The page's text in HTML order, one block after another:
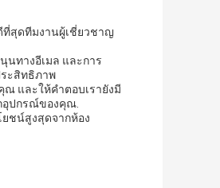
ที่สุดทีมงานผู้เชี่ยวชาญ
นทางอีเมล และการ
ะสิทธิภาพ
และให้คําตอบเรายังมี
อุปกรณ์ของคุณ.
ชน์สูงสุดจากห้อง